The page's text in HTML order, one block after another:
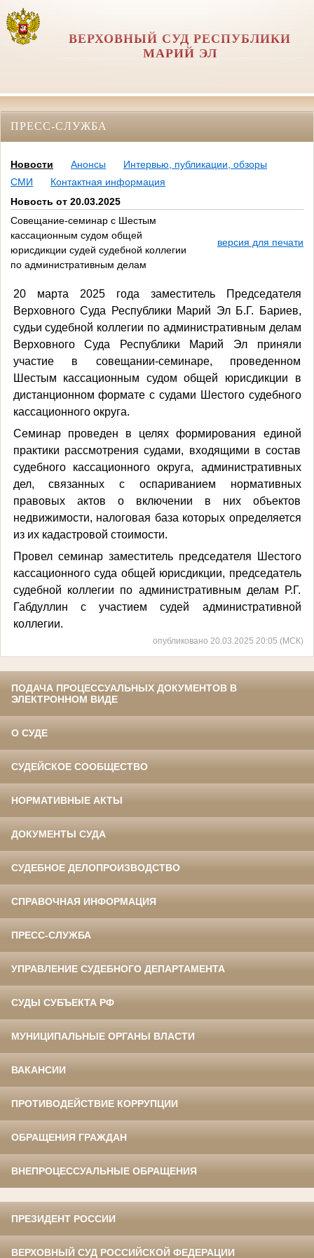
ВЕРХОВНЫЙ СУД РЕСПУБЛИКИ
МАРИЙ ЭЛ
ПРЕСС-СЛУЖБА
Новости Анонсы
Интервью, публикации, обзоры
СМИ
Контактная информация
Новость от 20.03.2025
Совещание-семинар с Шестым
кассационным судом общей
юрисдикции судей судебной коллегии
по административным делам
версия для печати
20 марта 2025 года заместитель Председателя
Верховного Суда Республики Марий Эл Б.Г. Бариев,
судьи судебной коллегии по административным делам
Верховного Суда Республики Марий Эл приняли
участие в совещании-семинаре, проведенном
Шестым кассационным судом общей юрисдикции в
дистанционном формате с судами Шестого судебного
кассационного округа.
Семинар проведен в целях формирования единой
практики рассмотрения судами, входящими в состав
судебного кассационного округа, административных
дел, связанных с оспариванием нормативных
правовых актов о включении в них объектов
недвижимости, налоговая база которых определяется
из их кадастровой стоимости.
Провел семинар заместитель председателя Шестого
кассационного суда общей юрисдикции, председатель
судебной коллегии по административным делам Р.Г.
Габдуллин с участием судей административной
коллегии.
опубликовано 20.03.2025 20:05 (МСК)
ПОДАЧА ПРОЦЕССУАЛЬНЫХ ДОКУМЕНТОВ В
ЭЛЕКТРОННОМ ВИДЕ
О СУДЕ
СУДЕЙСКОЕ СООБЩЕСТВО
НОРМАТИВНЫЕ АКТЫ
ДОКУМЕНТЫ СУДА
СУДЕБНОЕ ДЕЛОПРОИЗВОДСТВО
СПРАВОЧНАЯ ИНФОРМАЦИЯ
ПРЕСС-СЛУЖБА
УПРАВЛЕНИЕ СУДЕБНОГО ДЕПАРТАМЕНТА
СУДЫ СУБЪЕКТА РФ
МУНИЦИПАЛЬНЫЕ ОРГАНЫ ВЛАСТИ
ВАКАНСИИ
ПРОТИВОДЕЙСТВИЕ КОРРУПЦИИ
ОБРАЩЕНИЯ ГРАЖДАН
ВНЕПРОЦЕССУАЛЬНЫЕ ОБРАЩЕНИЯ
ПРЕЗИДЕНТ РОССИИ
ВЕРХОВНЫЙ СУД РОССИЙСКОЙ ФЕДЕРАЦИИ